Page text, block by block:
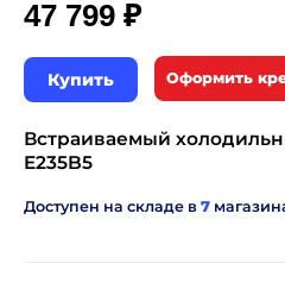
47 799 ₽
Купить Оформить
Встраиваемый
E235B5
Доступен на складе в 7